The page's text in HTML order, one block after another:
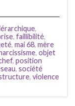
,
, faillibilité,
, mai 68, mère
, objet
, position
, société
, violence